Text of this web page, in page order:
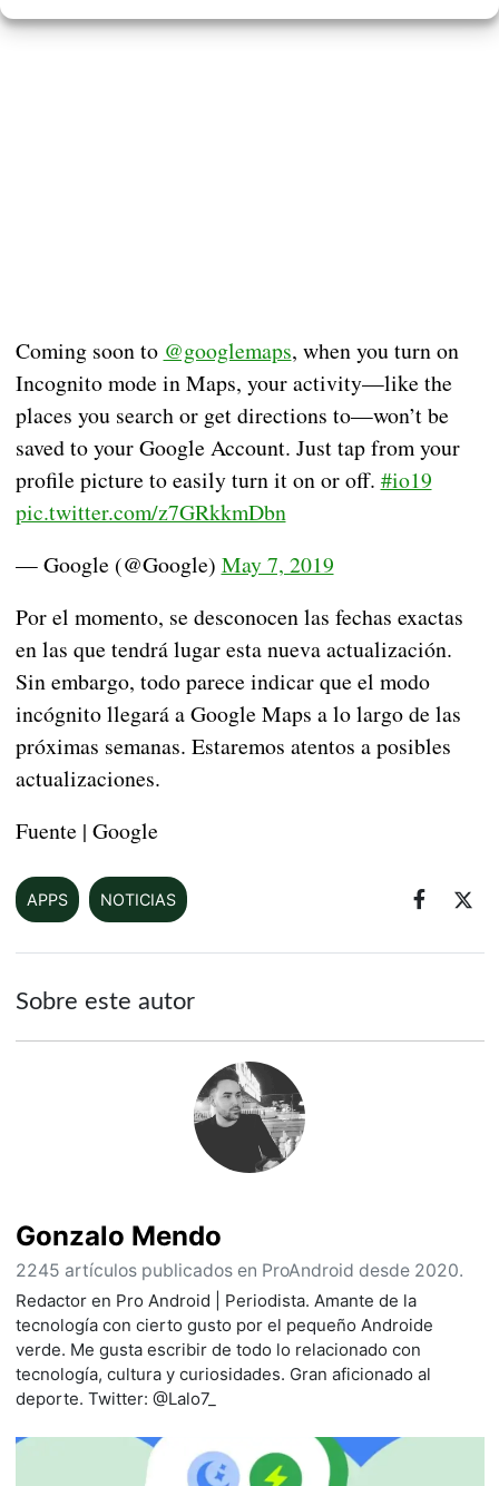
Coming soon to @googlemaps, when you turn on
Incognito mode in Maps, your activity—like the
places you search or get directions to—won’t be
saved to your Google Account. Just tap from your
profile picture to easily turn it on or off. #io19
pic.twitter.com/z7GRkkmDbn
— Google (@Google) May 7, 2019
Por el momento, se desconocen las fechas exactas
en las que tendrá lugar esta nueva actualización.
Sin embargo, todo parece indicar que el modo
incógnito llegará a Google Maps a lo largo de las
próximas semanas. Estaremos atentos a posibles
actualizaciones.
Fuente | Google
APPS NOTICIAS
Sobre este autor
Gonzalo Mendo
2245 artículos publicados en ProAndroid desde 2020.
Redactor en Pro Android | Periodista. Amante de la
tecnología con cierto gusto por el pequeño Androide
verde. Me gusta escribir de todo lo relacionado con
tecnología, cultura y curiosidades. Gran aficionado al
deporte. Twitter: @Lalo7_